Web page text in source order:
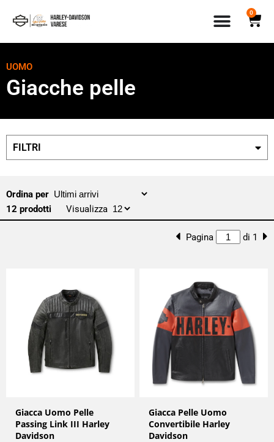
0
UOMO
Giacche pelle
FILTRI
Ordina per
12 prodotti
Visualizza
Pagina di 1
Giacca Uomo Pelle
Passing Link III Harley
Davidson
Giacca Pelle Uomo
Convertibile Harley
Davidson